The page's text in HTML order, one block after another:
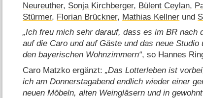
Neureuther, Sonja Kirchberger, Bülent Ceylan,
Stürmer, Florian Brückner, Mathias Kellner und
Ich freu mich sehr darauf, dass es im BR nach
auf die Caro und auf Gäste und das neue
den bayerischen Wohnzimmern , so Hannes
Caro Matzko ergänzt: Das Lotterleben ist
ich am Donnerstagabend endlich wieder einer
neuen Möbeln, alten Weingläsern und in